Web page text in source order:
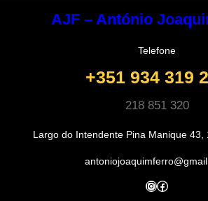
AJF – António
Telefone
+351 934 319
218 851 320
Largo do Intendente Pina Manique 43,
InstagramFacebook